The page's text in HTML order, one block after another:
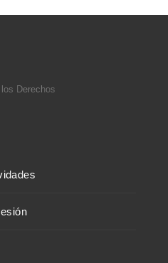
Derechos